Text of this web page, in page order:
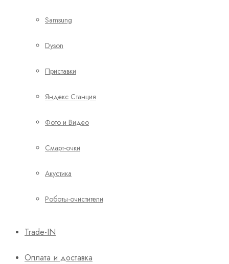
Samsung
Dyson
Приставки
Яндекс Станция
Фото и Видео
Смарт-очки
Акустика
Роботы-очистители
Trade-IN
Оплата и доставка